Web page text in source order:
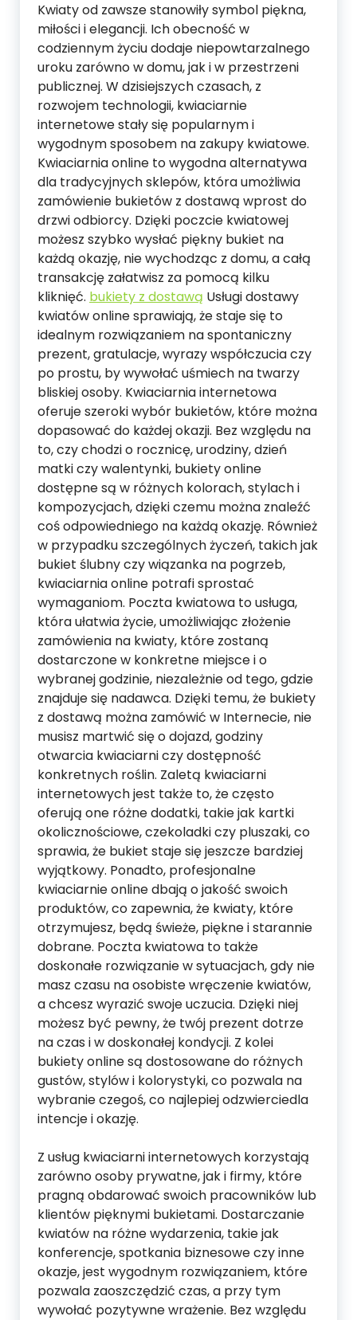
Kwiaty od zawsze stanowiły symbol piękna,
miłości i elegancji. Ich obecność w
codziennym życiu dodaje niepowtarzalnego
uroku zarówno w domu, jak i w przestrzeni
publicznej. W dzisiejszych czasach, z
rozwojem technologii, kwiaciarnie
internetowe stały się popularnym i
wygodnym sposobem na zakupy kwiatowe.
Kwiaciarnia online to wygodna alternatywa
dla tradycyjnych sklepów, która umożliwia
zamówienie bukietów z dostawą wprost do
drzwi odbiorcy. Dzięki poczcie kwiatowej
możesz szybko wysłać piękny bukiet na
każdą okazję, nie wychodząc z domu, a całą
transakcję załatwisz za pomocą kilku
kliknięć. bukiety z dostawą Usługi dostawy
kwiatów online sprawiają, że staje się to
idealnym rozwiązaniem na spontaniczny
prezent, gratulacje, wyrazy współczucia czy
po prostu, by wywołać uśmiech na twarzy
bliskiej osoby. Kwiaciarnia internetowa
oferuje szeroki wybór bukietów, które można
dopasować do każdej okazji. Bez względu na
to, czy chodzi o rocznicę, urodziny, dzień
matki czy walentynki, bukiety online
dostępne są w różnych kolorach, stylach i
kompozycjach, dzięki czemu można znaleźć
coś odpowiedniego na każdą okazję. Również
w przypadku szczególnych życzeń, takich jak
bukiet ślubny czy wiązanka na pogrzeb,
kwiaciarnia online potrafi sprostać
wymaganiom. Poczta kwiatowa to usługa,
która ułatwia życie, umożliwiając złożenie
zamówienia na kwiaty, które zostaną
dostarczone w konkretne miejsce i o
wybranej godzinie, niezależnie od tego, gdzie
znajduje się nadawca. Dzięki temu, że bukiety
z dostawą można zamówić w Internecie, nie
musisz martwić się o dojazd, godziny
otwarcia kwiaciarni czy dostępność
konkretnych roślin. Zaletą kwiaciarni
internetowych jest także to, że często
oferują one różne dodatki, takie jak kartki
okolicznościowe, czekoladki czy pluszaki, co
sprawia, że bukiet staje się jeszcze bardziej
wyjątkowy. Ponadto, profesjonalne
kwiaciarnie online dbają o jakość swoich
produktów, co zapewnia, że kwiaty, które
otrzymujesz, będą świeże, piękne i starannie
dobrane. Poczta kwiatowa to także
doskonałe rozwiązanie w sytuacjach, gdy nie
masz czasu na osobiste wręczenie kwiatów,
a chcesz wyrazić swoje uczucia. Dzięki niej
możesz być pewny, że twój prezent dotrze
na czas i w doskonałej kondycji. Z kolei
bukiety online są dostosowane do różnych
gustów, stylów i kolorystyki, co pozwala na
wybranie czegoś, co najlepiej odzwierciedla
intencje i okazję.
Z usług kwiaciarni internetowych korzystają
zarówno osoby prywatne, jak i firmy, które
pragną obdarować swoich pracowników lub
klientów pięknymi bukietami. Dostarczanie
kwiatów na różne wydarzenia, takie jak
konferencje, spotkania biznesowe czy inne
okazje, jest wygodnym rozwiązaniem, które
pozwala zaoszczędzić czas, a przy tym
wywołać pozytywne wrażenie. Bez względu